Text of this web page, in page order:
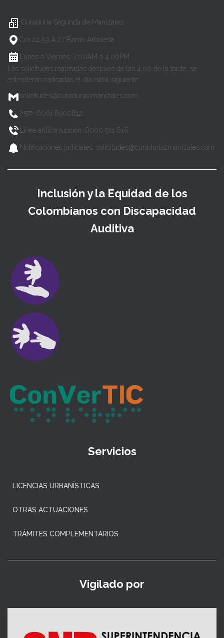
Curaduría Segunda de Manizales
Cra 24 53 A 27 Barrio Arboleda
Lunes a Viernes, 7:00AM a 4:00PM
Las solicitudes realizadas después de las 4:00 de la tarde, se
entenderán radicadas el día hábil siguiente.
solicitudes@curaduria2manizales.com
(+57) (606) 8900812
Línea anticorrupción: 8000 911 616
Notificaciones judiciales: solicitudes@curaduria2manizales.com
Inclusión y la Equidad de los
Colombianos con Discapacidad
Auditiva
Servicios
LICENCIAS URBANÍSTICAS
OTRAS ACTUACIONES
TRÁMITES COMPLEMENTARIOS
Vigilado por